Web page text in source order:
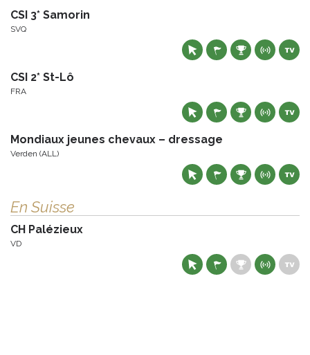
CSI 3* Samorin
SVQ
CSI 2* St-Lô
FRA
Mondiaux jeunes chevaux – dressage
Verden (ALL)
En Suisse
CH Palézieux
VD